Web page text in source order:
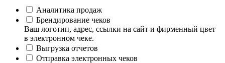
Аналитика продаж
Брендирование чеков
Ваш логотип, адрес, ссылки на сайт и фирменный цвет
в электронном чеке.
Выгрузка отчетов
Отправка электронных чеков